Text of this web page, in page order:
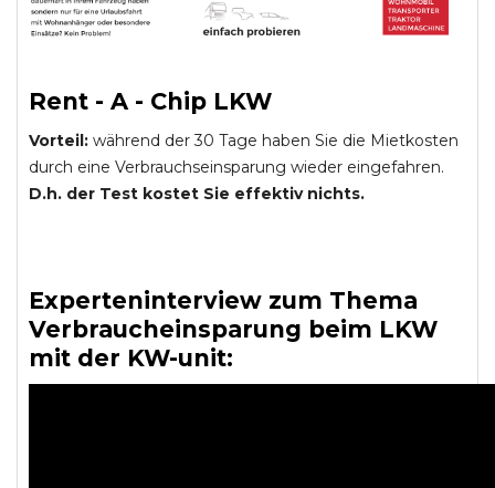
Rent - A - Chip LKW
Vorteil: während der 30 Tage haben Sie die Mietkosten
durch eine Verbrauchseinsparung wieder eingefahren.
D.h. der Test kostet Sie effektiv nichts.
Experteninterview zum Thema
Verbraucheinsparung beim LKW
mit der KW-unit: